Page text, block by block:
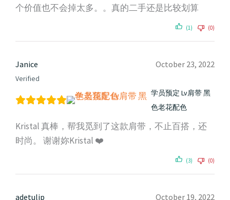
个价值也不会掉太多。。真的二手还是比较划算
(1) (0)
Janice
Verified
October 23, 2022
学员预定 Lv肩带 黑
色老花配色
Kristal 真棒，帮我觅到了这款肩带，不止百搭，还
时尚。 谢谢妳Kristal ❤️
(3) (0)
adetulip October 19, 2022